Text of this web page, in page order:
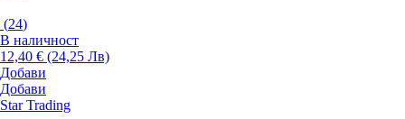
(24)
В наличност
12,40 € (24,25 Лв)
Добави
Добави
Star Trading